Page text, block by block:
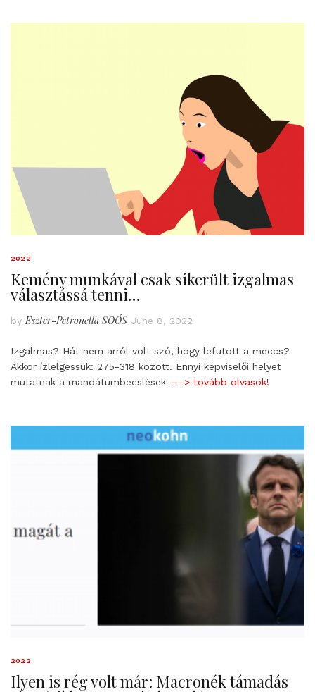
2022
Kemény munkával csak sikerült izgalmas
választássá tenni…
by Eszter-Petronella SOÓS June 8, 2022
Izgalmas? Hát nem arról volt szó, hogy lefutott a meccs?
Akkor ízlelgessük: 275-318 között. Ennyi képviselői helyet
mutatnak a mandátumbecslések —-> tovább olvasok!
2022
Ilyen is rég volt már: Macronék támadás